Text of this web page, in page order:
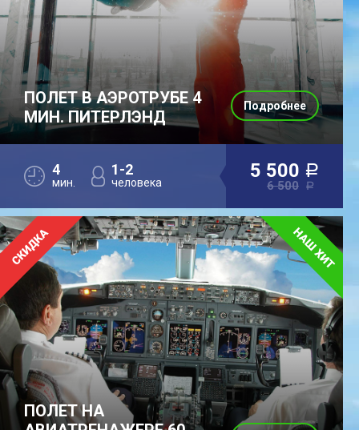
ПОЛЕТ В АЭРОТРУБЕ 4
МИН. ПИТЕРЛЭНД
4
мин.
1-2
человека
5 500 a
6 500 a
Подробнее
ПОЛЕТ НА